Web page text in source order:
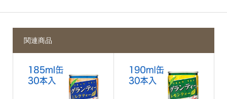
関連商品